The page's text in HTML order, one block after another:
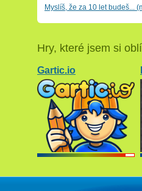
Myslíš, že za 10 let budeš...
Hry, které jsem si
Gartic.io